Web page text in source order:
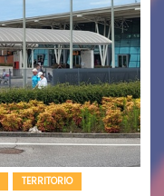
TERRITORIO